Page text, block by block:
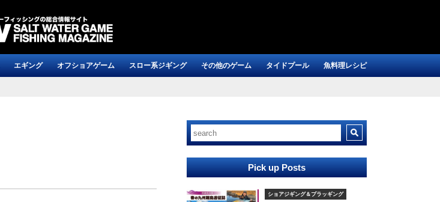
エギング オフショアゲーム スロー系ジギング その他のゲーム タイドプール 魚料理レシピ
Pick up Posts
ショアジギング＆プラッギング